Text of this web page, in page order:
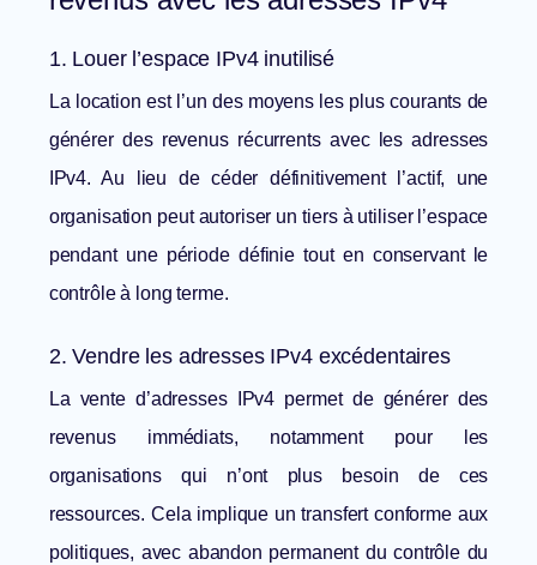
1. Louer l’espace IPv4 inutilisé
La location est l’un des moyens les plus courants de
générer des revenus récurrents avec les adresses
IPv4. Au lieu de céder définitivement l’actif, une
organisation peut autoriser un tiers à utiliser l’espace
pendant une période définie tout en conservant le
contrôle à long terme.
2. Vendre les adresses IPv4 excédentaires
La vente d’adresses IPv4 permet de générer des
revenus immédiats, notamment pour les
organisations qui n’ont plus besoin de ces
ressources. Cela implique un transfert conforme aux
politiques, avec abandon permanent du contrôle du